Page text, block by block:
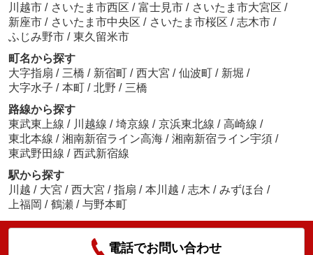
川越市 / さいたま市西区 / 富士見市 / さいたま市大宮区 /
新座市 / さいたま市中央区 / さいたま市桜区 / 志木市 /
ふじみ野市 / 東久留米市
町名から探す
大字指扇 / 三橋 / 新宿町 / 西大宮 / 仙波町 / 新堀 /
大字水子 / 本町 / 北野 / 三橋
路線から探す
東武東上線 / 川越線 / 埼京線 / 京浜東北線 / 高崎線 /
東北本線 / 湘南新宿ライン高海 / 湘南新宿ライン宇須 /
東武野田線 / 西武新宿線
駅から探す
川越 / 大宮 / 西大宮 / 指扇 / 本川越 / 志木 / みずほ台 /
上福岡 / 鶴瀬 / 与野本町
電話でお問い合わせ